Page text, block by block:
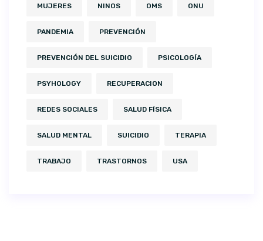
MUJERES NINOS OMS ONU
PANDEMIA PREVENCIÓN
PREVENCIÓN DEL SUICIDIO PSICOLOGÍA
PSYHOLOGY RECUPERACION
REDES SOCIALES SALUD FÍSICA
SALUD MENTAL SUICIDIO TERAPIA
TRABAJO TRASTORNOS USA